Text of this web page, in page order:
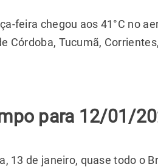
feira chegou aos 41°C no
Córdoba, Tucumã,
para 12/01/
13 de janeiro, quase todo o